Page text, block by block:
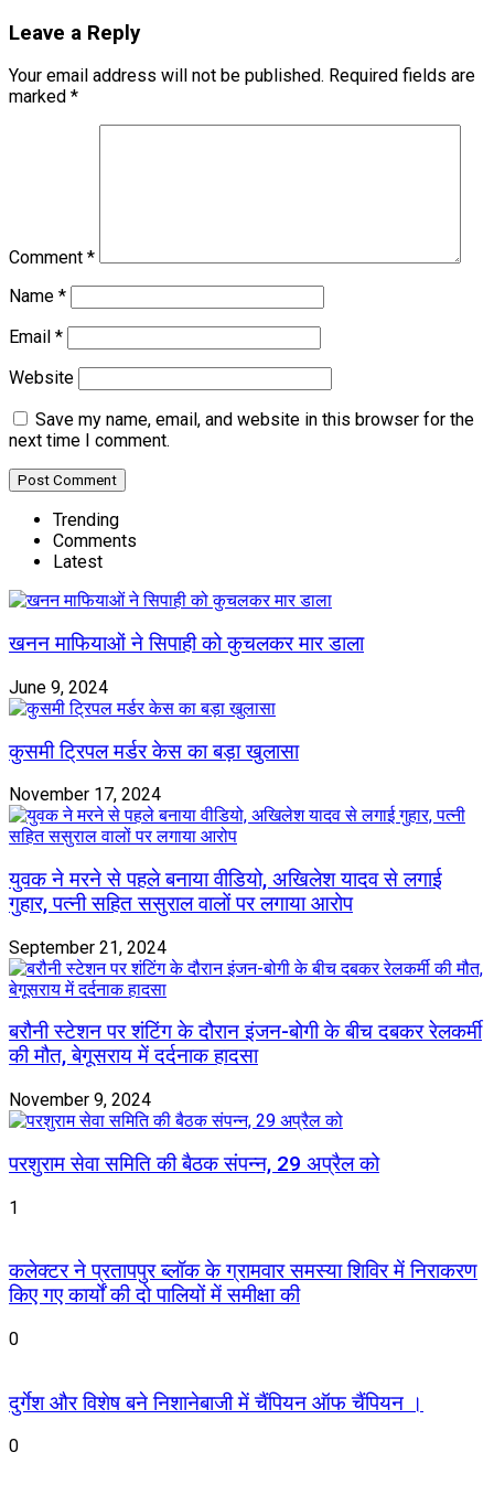
Leave a Reply
Your email address will not be published. Required fields are
marked *
Comment *
Name *
Email *
Website
Save my name, email, and website in this browser for the
next time I comment.
Trending
Comments
Latest
खनन माफियाओं ने सिपाही को कुचलकर मार डाला
June 9, 2024
कुसमी ट्रिपल मर्डर केस का बड़ा खुलासा
November 17, 2024
युवक ने मरने से पहले बनाया वीडियो, अखिलेश यादव से लगाई
गुहार, पत्नी सहित ससुराल वालों पर लगाया आरोप
September 21, 2024
बरौनी स्टेशन पर शंटिंग के दौरान इंजन-बोगी के बीच दबकर रेलकर्मी
की मौत, बेगूसराय में दर्दनाक हादसा
November 9, 2024
परशुराम सेवा समिति की बैठक संपन्न, 29 अप्रैल को
1
कलेक्टर ने प्रतापपुर ब्लॉक के ग्रामवार समस्या शिविर में निराकरण
किए गए कार्यों की दो पालियों में समीक्षा की
0
दुर्गेश और विशेष बने निशानेबाजी में चैंपियन ऑफ चैंपियन ।
0